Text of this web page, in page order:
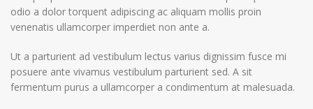
odio a dolor torquent adipiscing ac aliquam mollis proin
venenatis ullamcorper imperdiet non ante a.
Ut a parturient ad vestibulum lectus varius dignissim fusce mi
posuere ante vivamus vestibulum parturient sed. A sit
fermentum purus a ullamcorper a condimentum at malesuada.